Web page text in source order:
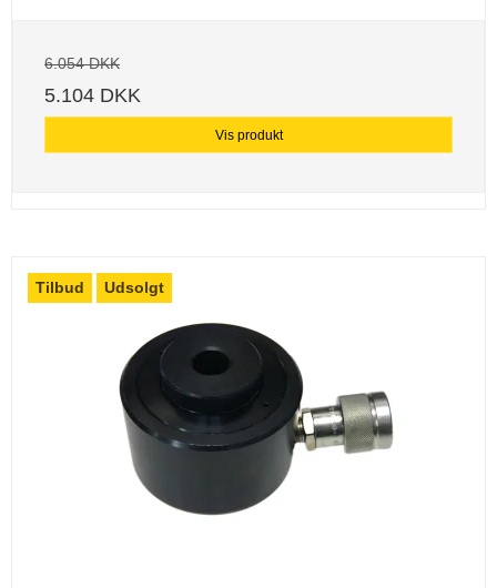
6.054 DKK
5.104 DKK
Vis produkt
Tilbud Udsolgt